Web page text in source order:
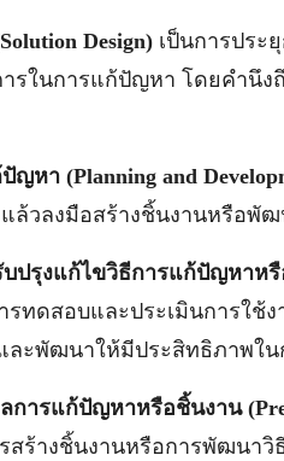
Solution Design) เป็นการประ
รในการแก้ปัญหา โดยคำนึง
ปัญหา (Planning and
ล้วลงมือสร้างชิ้นงานหรือพั
ปรุงแก้ไขวิธีการแก้ปัญหาห
รทดสอบและประเมินการใช้
ละพัฒนาให้มีประสิทธิภาพใ
การแก้ปัญหาหรือชิ้นงาน (
ร้างชิ้นงานหรือการพัฒนาวิ